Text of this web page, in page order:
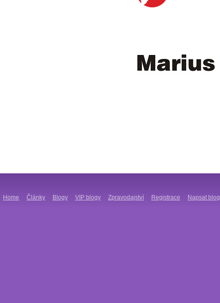
Home Články Blogy VIP blogy Zpravodajství Registrace Napsat blog